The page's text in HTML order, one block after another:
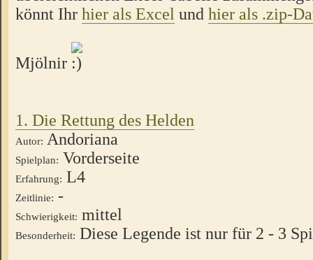
könnt Ihr hier als Excel und hier als .zip-
Mjölnir
1. Die Rettung des Helden
Autor: Andoriana
Spielplan: Vorderseite
Erfahrung: L4
Zeitlinie: -
Schwierigkeit: mittel
Besonderheit: Diese Legende ist nur für 2 - 3